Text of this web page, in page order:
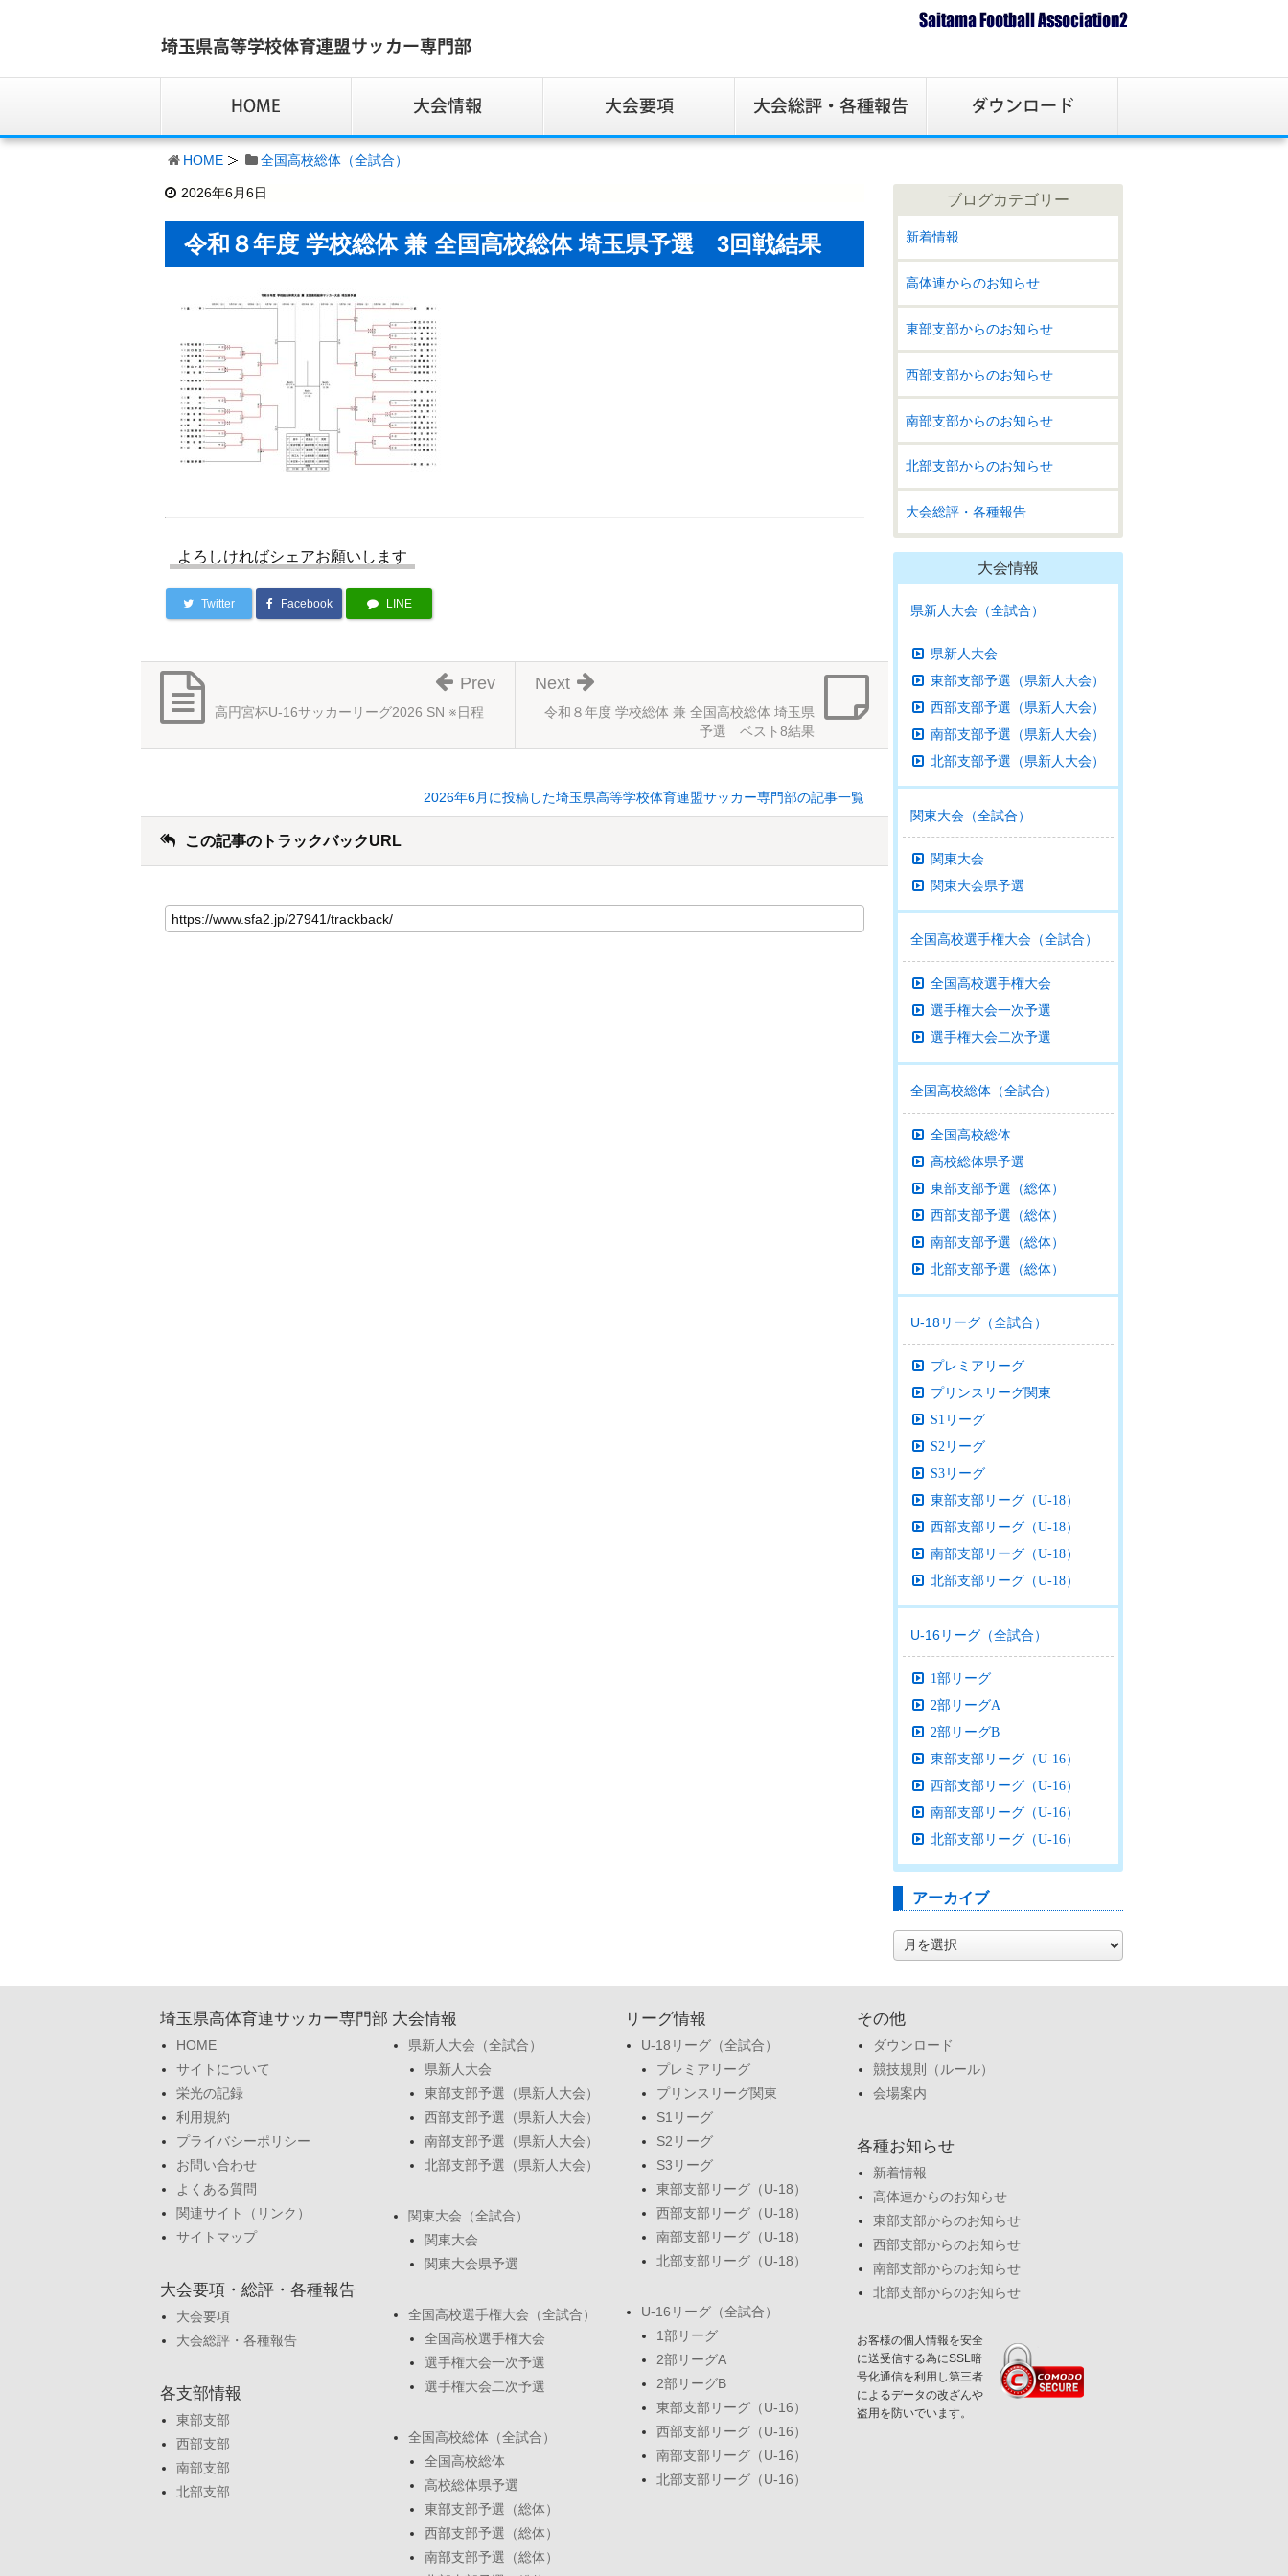
HOME 全国高校総体（全試合）
2026年6月6日
令和８年度 学校総体 兼 全国高校総体 埼玉県予選 3回戦結果
よろしければシェアお願いします
Twitter Facebook LINE
令和８年度 学校総体 兼 全国高校総体 埼玉県
予選 ベスト8結果
Next
高円宮杯U-16サッカーリーグ2026 SN ※日程
Prev
2026年6月に投稿した埼玉県高等学校体育連盟サッカー専門部の記事一覧
この記事のトラックバックURL
ブログカテゴリー
新着情報
高体連からのお知らせ
東部支部からのお知らせ
西部支部からのお知らせ
南部支部からのお知らせ
北部支部からのお知らせ
大会総評・各種報告
大会情報
県新人大会（全試合）
県新人大会
東部支部予選（県新人大会）
西部支部予選（県新人大会）
南部支部予選（県新人大会）
北部支部予選（県新人大会）
関東大会（全試合）
関東大会
関東大会県予選
全国高校選手権大会（全試合）
全国高校選手権大会
選手権大会一次予選
選手権大会二次予選
全国高校総体（全試合）
全国高校総体
高校総体県予選
東部支部予選（総体）
西部支部予選（総体）
南部支部予選（総体）
北部支部予選（総体）
U-18リーグ（全試合）
プレミアリーグ
プリンスリーグ関東
S1リーグ
S2リーグ
S3リーグ
東部支部リーグ（U-18）
西部支部リーグ（U-18）
南部支部リーグ（U-18）
北部支部リーグ（U-18）
U-16リーグ（全試合）
1部リーグ
2部リーグA
2部リーグB
東部支部リーグ（U-16）
西部支部リーグ（U-16）
南部支部リーグ（U-16）
北部支部リーグ（U-16）
アーカイブ
ー
ブ
埼玉県高体育連サッカー専門部
HOME
サイトについて
栄光の記録
利用規約
プライバシーポリシー
お問い合わせ
よくある質問
関連サイト（リンク）
サイトマップ
大会要項・総評・各種報告
大会要項
大会総評・各種報告
各支部情報
東部支部
西部支部
南部支部
北部支部
大会情報
県新人大会（全試合）
県新人大会
東部支部予選（県新人大会）
西部支部予選（県新人大会）
南部支部予選（県新人大会）
北部支部予選（県新人大会）
関東大会（全試合）
関東大会
関東大会県予選
全国高校選手権大会（全試合）
全国高校選手権大会
選手権大会一次予選
選手権大会二次予選
全国高校総体（全試合）
全国高校総体
高校総体県予選
東部支部予選（総体）
西部支部予選（総体）
南部支部予選（総体）
リーグ情報
U-18リーグ（全試合）
プレミアリーグ
プリンスリーグ関東
S1リーグ
S2リーグ
S3リーグ
東部支部リーグ（U-18）
西部支部リーグ（U-18）
南部支部リーグ（U-18）
北部支部リーグ（U-18）
U-16リーグ（全試合）
1部リーグ
2部リーグA
2部リーグB
東部支部リーグ（U-16）
西部支部リーグ（U-16）
南部支部リーグ（U-16）
北部支部リーグ（U-16）
その他
ダウンロード
競技規則（ルール）
会場案内
各種お知らせ
新着情報
高体連からのお知らせ
東部支部からのお知らせ
西部支部からのお知らせ
南部支部からのお知らせ
北部支部からのお知らせ
お客様の個人情報を安全
に送受信する為にSSL暗
号化通信を利用し第三者
によるデータの改ざんや
盗用を防いでいます。